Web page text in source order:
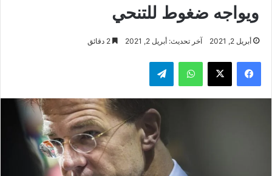
ويواجه ضغوط للتنحي
أبريل 2, 2021 آخر تحديث: أبريل 2, 2021
فيسبوك ‫X واتساب تيلقرام